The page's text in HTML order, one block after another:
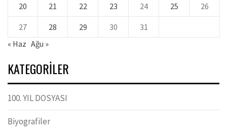
20 21 22 23 24 25 26
27 28 29 30
31
« Haz Ağu »
KATEGORILER
100. YIL DOSYASI
Biyografiler